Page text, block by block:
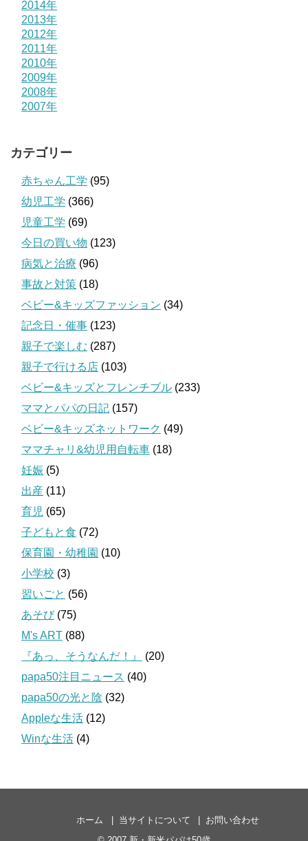
2014年
2013年
2012年
2011年
2010年
2009年
2008年
2007年
カテゴリー
赤ちゃん工学 (95)
幼児工学 (366)
児童工学 (69)
今日の買い物 (123)
病気と治療 (96)
事故と対策 (18)
ベビー&キッズファッション (34)
記念日・催事 (123)
親子で楽しむ (287)
親子で行ける店 (103)
ベビー&キッズとフレンチブル (233)
ママとパパの日記 (157)
ベビー&キッズネットワーク (49)
ママチャリ&幼児用自転車 (18)
妊娠 (5)
出産 (11)
育児 (65)
子どもと食 (72)
保育園・幼稚園 (10)
小学校 (3)
習いごと (56)
あそび(75)
M's ART (88)
『あっ、そうなんだ！』
(20)
papa50注目ニュース (40)
papa50の光と陰 (32)
Appleな生活 (12)
Winな生活 (4)
ホーム 当サイトについて
お問い合わせ